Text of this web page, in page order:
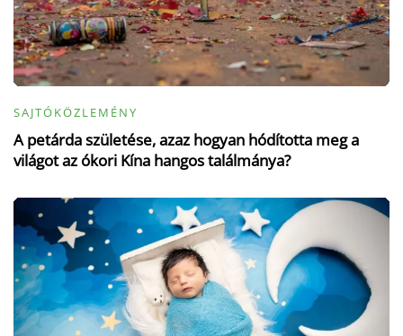
SAJTÓKÖZLEMÉNY
A petárda születése, azaz hogyan hódította meg a
világot az ókori Kína hangos találmánya?